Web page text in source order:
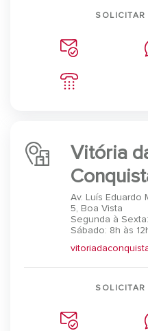
Vitória
Av. Luís Eduardo
5, Boa Vista
Segunda à
Sábado: 8h às